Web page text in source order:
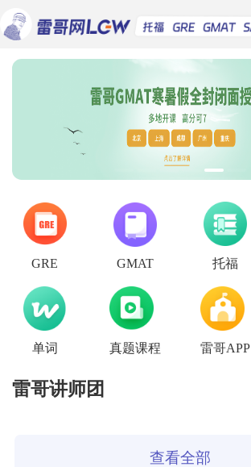
GRE GMAT 托福
单词 真题课程 雷哥APP
雷哥讲师团
查看全部